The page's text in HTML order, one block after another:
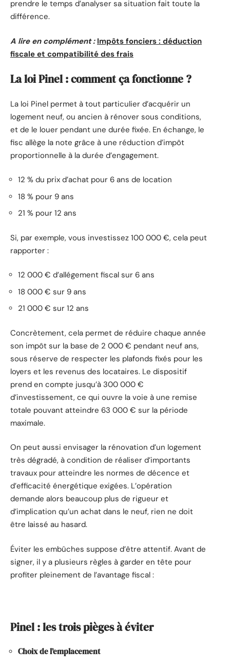
prendre le temps d’analyser sa situation fait toute la
différence.
A lire en complément : Impôts fonciers : déduction
fiscale et compatibilité des frais
La loi Pinel : comment ça fonctionne ?
La loi Pinel permet à tout particulier d’acquérir un
logement neuf, ou ancien à rénover sous conditions,
et de le louer pendant une durée fixée. En échange, le
fisc allège la note grâce à une réduction d’impôt
proportionnelle à la durée d’engagement.
12 % du prix d’achat pour 6 ans de location
18 % pour 9 ans
21 % pour 12 ans
Si, par exemple, vous investissez 100 000 €, cela peut
rapporter :
12 000 € d’allégement fiscal sur 6 ans
18 000 € sur 9 ans
21 000 € sur 12 ans
Concrètement, cela permet de réduire chaque année
son impôt sur la base de 2 000 € pendant neuf ans,
sous réserve de respecter les plafonds fixés pour les
loyers et les revenus des locataires. Le dispositif
prend en compte jusqu’à 300 000 €
d’investissement, ce qui ouvre la voie à une remise
totale pouvant atteindre 63 000 € sur la période
maximale.
On peut aussi envisager la rénovation d’un logement
très dégradé, à condition de réaliser d’importants
travaux pour atteindre les normes de décence et
d’efficacité énergétique exigées. L’opération
demande alors beaucoup plus de rigueur et
d’implication qu’un achat dans le neuf, rien ne doit
être laissé au hasard.
Éviter les embûches suppose d’être attentif. Avant de
signer, il y a plusieurs règles à garder en tête pour
profiter pleinement de l’avantage fiscal :
Pinel : les trois pièges à éviter
Choix de l’emplacement